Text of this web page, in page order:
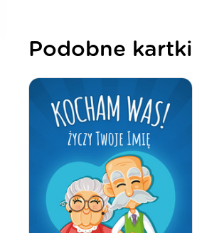
Podobne kartki